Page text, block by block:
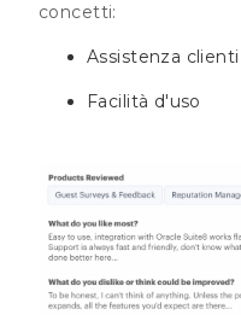
concetti:
Assistenza clienti
Facilità d'uso